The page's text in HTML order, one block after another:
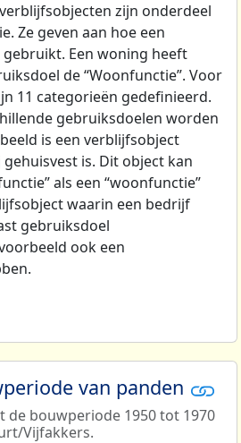
zijn onderdeel
Ze geven aan hoe een
Een woning heeft
de “Woonfunctie”. Voor
11 categorieën gedefinieerd.
gebruiksdoelen worden
is een verblijfsobject
is. Dit object kan
als een “woonfunctie”
waarin een bedrijf
gebruiksdoel
ook een
van panden
de bouwperiode 1950 tot 1970
Vijfakkers.